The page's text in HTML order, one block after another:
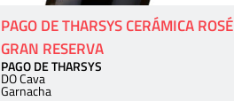
PAGO DE THARSYS CERÁMICA ROSÉ
GRAN RESERVA
PAGO DE THARSYS
DO Cava
Garnacha